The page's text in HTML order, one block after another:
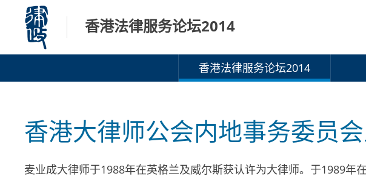
容
香港法律服务论坛2014
香港法律服务论坛2014
香港大律师公会内地事务委员
麦业成大律师于1988年在英格兰及威尔斯获认许为大律师。于1989年